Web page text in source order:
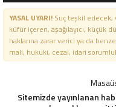
YASAL UYARI!Suç teşkil edecek,
küfür içeren, aşağılayıcı, küçük
haklarına zarar verici ya da
mali, hukuki, cezai, idari
Sitemizde yayınlanan